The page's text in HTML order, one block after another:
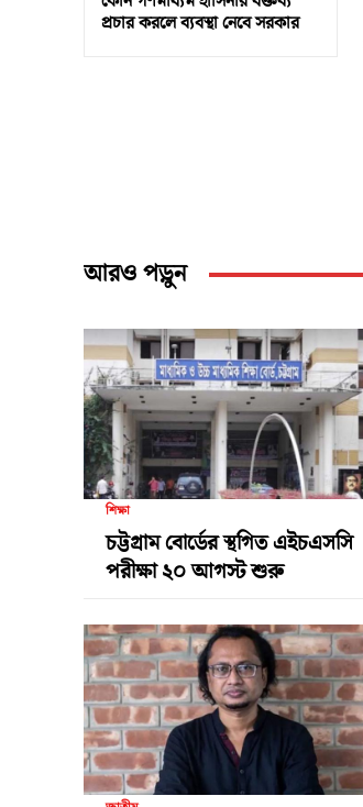
প্রচার করলে ব্যবস্থা নেবে সরকার
আরও পড়ুন
শিক্ষা
চট্টগ্রাম বোর্ডের স্থগিত এইচএসসি
পরীক্ষা ২০ আগস্ট শুরু